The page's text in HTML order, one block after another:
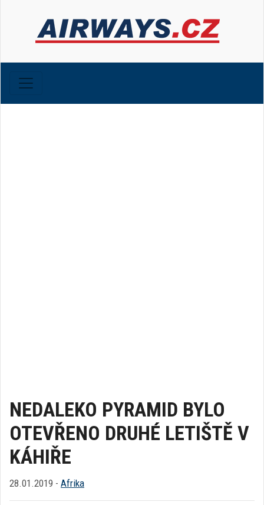
NEDALEKO PYRAMID BYLO
OTEVŘENO DRUHÉ LETIŠTĚ V
KÁHIŘE
28.01.2019 - Afrika